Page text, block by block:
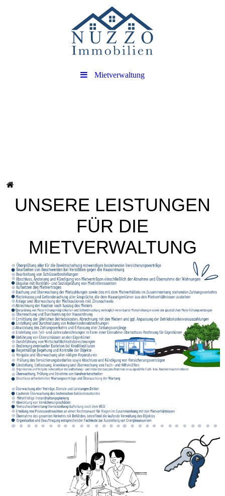
Mietverwaltung
UNSERE LEISTUNGEN
FÜR DIE
MIETVERWALTUNG